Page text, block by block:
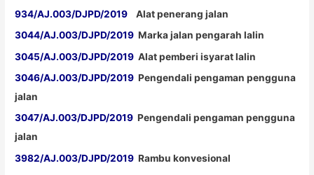
934/AJ.003/DJPD/2019 Alat penerang jalan
3044/AJ.003/DJPD/2019 Marka jalan pengarah lalin
3045/AJ.003/DJPD/2019 Alat pemberi isyarat lalin
3046/AJ.003/DJPD/2019 Pengendali pengaman pengguna
jalan
3047/AJ.003/DJPD/2019 Pengendali pengaman pengguna
jalan
3982/AJ.003/DJPD/2019 Rambu konvesional